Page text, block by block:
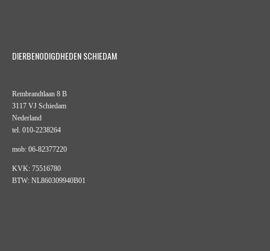
DIERBENODIGDHEDEN SCHIEDAM
Rembrandtlaan 8 B
3117 VJ Schiedam
Nederland
tel. 010-2238264
mob: 06-82377220
KVK: 75516780
BTW: NL860309940B01